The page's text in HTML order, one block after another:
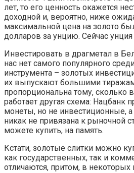
лет, то его ценность окажется
доходной и, вероятно, ниже
максимальной цена на золото
долларов за унцию. Сейчас унция
Инвестировать в драгметал в
нас нет самого популярного
инструмента – золотых
их выпускают большими
пропорциональна тому, сколько
работает другая схема: Нацбанк
монеты, но не инвестиционные,
никак не привязана к рыночной
можете купить, на память.
Кстати, золотые слитки можно
как государственных, так и
отличаются, притом, в